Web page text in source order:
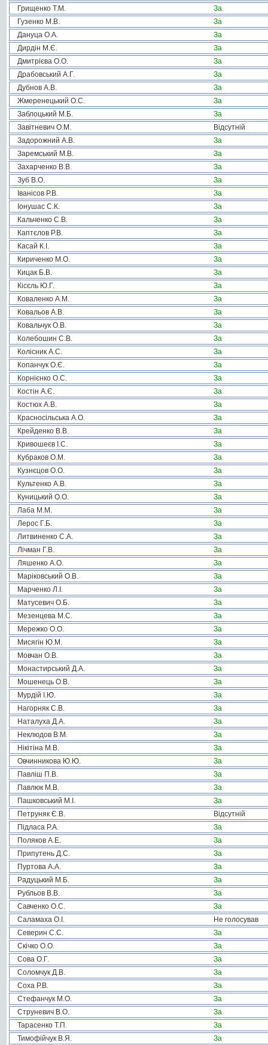
Грищенко Т.М.
За
Гузенко М.В.
За
Дануца О.А.
За
Дирдін М.Є.
За
Дмитрієва О.О.
За
Драбовський А.Г.
За
Дубнов А.В.
За
Жмеренецький О.С.
За
Заблоцький М.Б.
За
Завітневич О.М.
Відсутній
Задорожний А.В.
За
Заремський М.В.
За
Захарченко В.В.
За
Зуб В.О.
За
Іванісов Р.В.
За
Іонушас С.К.
За
Кальченко С.В.
За
Каптєлов Р.В.
За
Касай К.І.
За
Кириченко М.О.
За
Кицак Б.В.
За
Кісєль Ю.Г.
За
Коваленко А.М.
За
Ковальов А.В.
За
Ковальчук О.В.
За
Колебошин С.В.
За
Колісник А.С.
За
Копанчук О.Є.
За
Корнієнко О.С.
За
Костін А.Є.
За
Костюх А.В.
За
Красносільська А.О.
За
Крейденко В.В.
За
Кривошеєв І.С.
За
Кубраков О.М.
За
Кузнєцов О.О.
За
Культенко А.В.
За
Куницький О.О.
За
Лаба М.М.
За
Лерос Г.Б.
За
Литвиненко С.А.
За
Лічман Г.В.
За
Ляшенко А.О.
За
Маріковський О.В.
За
Марченко Л.І.
За
Матусевич О.Б.
За
Мезенцева М.С.
За
Мережко О.О.
За
Мисягін Ю.М.
За
Мовчан О.В.
За
Монастирський Д.А.
За
Мошенець О.В.
За
Мурдій І.Ю.
За
Нагорняк С.В.
За
Наталуха Д.А.
За
Неклюдов В.М.
За
Нікітіна М.В.
За
Овчинникова Ю.Ю.
За
Павліш П.В.
За
Павлюк М.В.
За
Пашковський М.І.
За
Петруняк Є.В.
Відсутній
Підласа Р.А.
За
Поляков А.Е.
За
Припутень Д.С.
За
Пуртова А.А.
За
Радуцький М.Б.
За
Рубльов В.В.
За
Савченко О.С.
За
Саламаха О.І.
Не голосував
Северин С.С.
За
Скічко О.О.
За
Сова О.Г.
За
Соломчук Д.В.
За
Соха Р.В.
За
Стефанчук М.О.
За
Струневич В.О.
За
Тарасенко Т.П.
За
Тимофійчук В.Я.
За